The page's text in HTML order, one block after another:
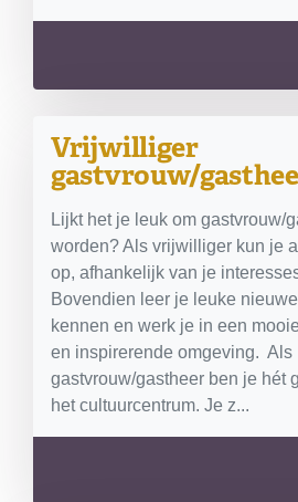
Vrijwilliger
gastvrouw/
Lijkt het je leuk om gastvrouw/
worden? Als vrijwilliger kun je
op, afhankelijk van je
Bovendien leer je leuke
kennen en werk je in een
en inspirerende omgeving. Als
gastvrouw/gastheer ben je hét
het cultuurcentrum. Je z...